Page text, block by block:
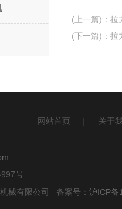
(上一篇) ： 拉
(下一篇) ： 拉
网站首页 | 关于
号
械有限公司 备案号： 沪ICP备